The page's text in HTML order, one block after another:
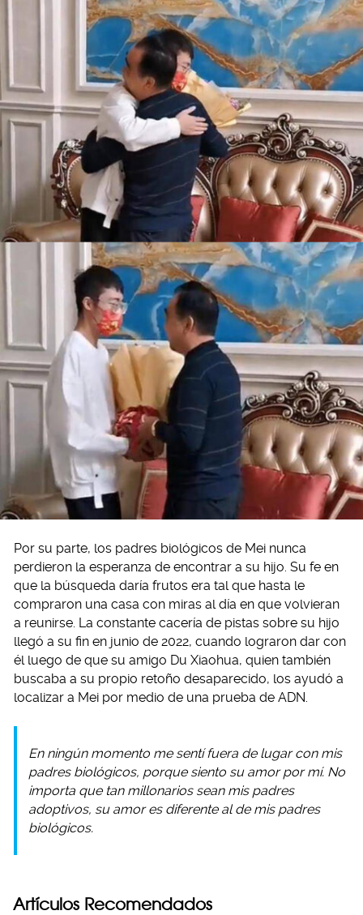
Por su parte, los padres biológicos de Mei nunca
perdieron la esperanza de encontrar a su hijo. Su fe en
que la búsqueda daría frutos era tal que hasta le
compraron una casa con miras al día en que volvieran
a reunirse. La constante cacería de pistas sobre su hijo
llegó a su fin en junio de 2022, cuando lograron dar con
él luego de que su amigo Du Xiaohua, quien también
buscaba a su propio retoño desaparecido, los ayudó a
localizar a Mei por medio de una prueba de ADN.
En ningún momento me sentí fuera de lugar con mis
padres biológicos, porque siento su amor por mí. No
importa que tan millonarios sean mis padres
adoptivos, su amor es diferente al de mis padres
biológicos.
Artículos Recomendados